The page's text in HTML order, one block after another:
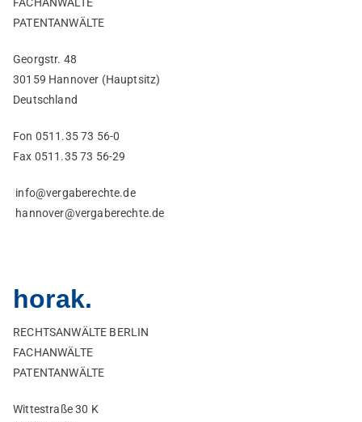
FACHANWÄLTE
PATENTANWÄLTE
Georgstr. 48
30159 Hannover (Hauptsitz)
Deutschland
Fon 0511.35 73 56-0
Fax 0511.35 73 56-29
info@vergaberechte.de
hannover@vergaberechte.de
horak.
RECHTSANWÄLTE BERLIN
FACHANWÄLTE
PATENTANWÄLTE
Wittestraße 30 K